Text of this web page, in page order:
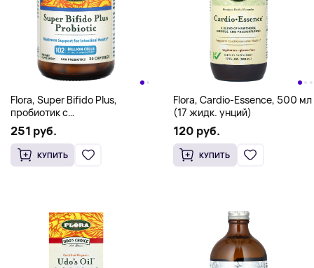
Flora, Super Bifido Plus,
пробиотик с
бифидобактериями, 120
млрд клеток, 30 капсул
251 руб.
КУПИТЬ
Flora, Cardio-Essence, 500 мл
(17 жидк. унций)
120 руб.
КУПИТЬ